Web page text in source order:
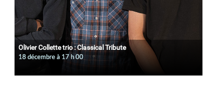
Olivier Collette trio : Classical Tribute
18 décembre à 17 h 00